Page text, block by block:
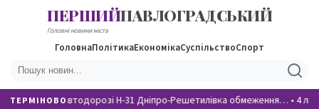
ПЕРШИЙПАВЛОГРАДСЬКИЙ
Головні новини міста
ГоловнаПолітикаЕкономікаСуспільствоСпорт
ТЕРМІНОВОНа автодорозі Н-31 Дніпро-Решетилівка обмеження… •4